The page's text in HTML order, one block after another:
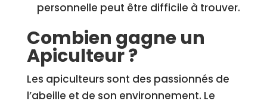
personnelle peut être difficile à trouver.
Combien gagne un
Apiculteur ?
Les apiculteurs sont des passionnés de
l’abeille et de son environnement. Le